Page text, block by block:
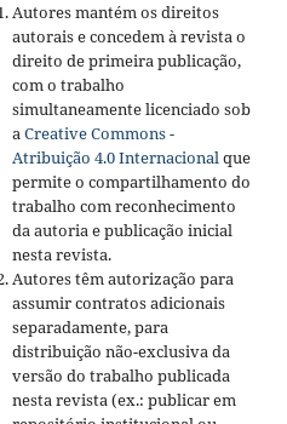
Autores mantém os direitos
autorais e concedem à revista o
direito de primeira publicação,
com o trabalho
simultaneamente licenciado sob
aCreative Commons -
Atribuição 4.0 Internacionalque
permite o compartilhamento do
trabalho com reconhecimento
da autoria e publicação inicial
nesta revista.
Autores têm autorização para
assumir contratos adicionais
separadamente, para
distribuição não-exclusiva da
versão do trabalho publicada
nesta revista (ex.: publicar em